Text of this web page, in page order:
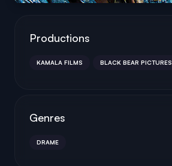
Productions
KAMALA FILMS BLACK BEAR PICTURES
Genres
DRAME